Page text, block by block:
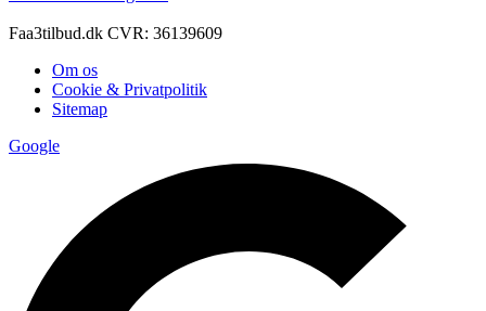
Faa3tilbud.dk CVR: 36139609
Om os
Cookie & Privatpolitik
Sitemap
Google